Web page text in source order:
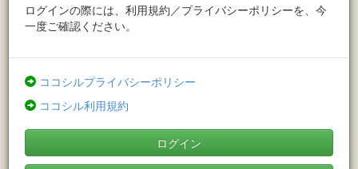
ログインの際には、利用規約／プライバシーポリシーを、今
一度ご確認ください。
ココシルプライバシーポリシー
ココシル利用規約
ログイン